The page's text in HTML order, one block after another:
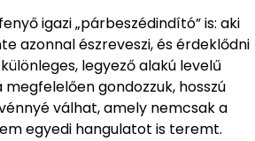
igazi „párbeszédindító” is: aki
azonnal észreveszi, és érdeklődni
legyező alakú levelű
megfelelően gondozzuk, hosszú
válhat, amely nemcsak a
egyedi hangulatot is teremt.